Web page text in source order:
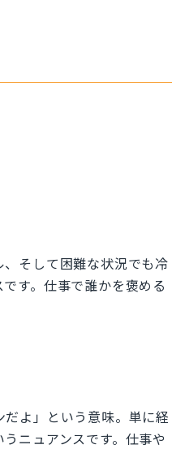
そして困難な状況でも冷
す。仕事で誰かを褒める
よ」という意味。単に経
ニュアンスです。仕事や